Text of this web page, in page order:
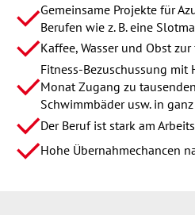
Gemeinsame Projekte für
Berufen wie z. B. eine
Kaffee, Wasser und Obst
Fitness-Bezuschussung mit
Monat Zugang zu
Schwimmbäder usw. in
Der Beruf ist stark am
Hohe Übernahmechancen